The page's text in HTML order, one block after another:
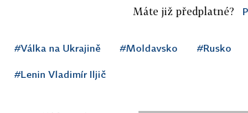
Máte již předplatné?
#Válka na Ukrajině #Moldavsko #Rusko
#Lenin Vladimír Iljič